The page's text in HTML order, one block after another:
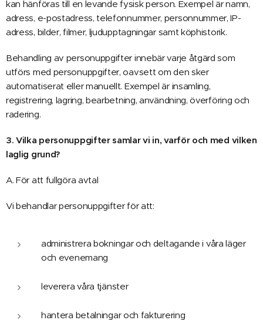
kan hänföras till en levande fysisk person. Exempel är namn,
adress, e-postadress, telefonnummer, personnummer, IP-
adress, bilder, filmer, ljudupptagningar samt köphistorik.
Behandling av personuppgifter innebär varje åtgärd som
utförs med personuppgifter, oavsett om den sker
automatiserat eller manuellt. Exempel är insamling,
registrering, lagring, bearbetning, användning, överföring och
radering.
3. Vilka personuppgifter samlar vi in, varför och med vilken
laglig grund?
A. För att fullgöra avtal
Vi behandlar personuppgifter för att:
administrera bokningar och deltagande i våra läger
och evenemang
leverera våra tjänster
hantera betalningar och fakturering